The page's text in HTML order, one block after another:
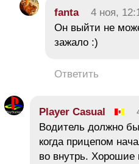
fanta 4 ноя,
Он выйти не
зажало :)
Ответить
Player Casual
Водитель должно
когда прицепом
во внутрь.